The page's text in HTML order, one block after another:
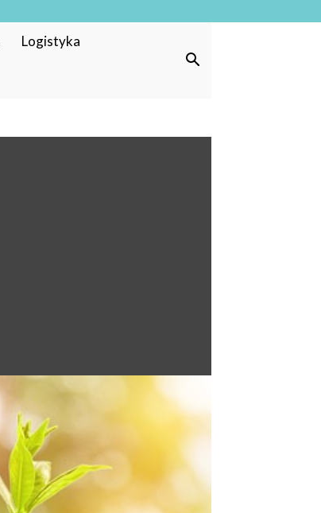
Logistyka